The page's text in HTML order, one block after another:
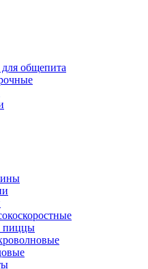
общепита
пиццы